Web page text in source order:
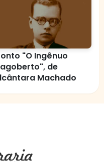
"O Ingênuo
de
Machado